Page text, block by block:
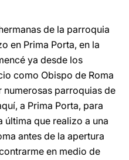
de la parroquia
en Prima Porta, en la
ya desde los
como Obispo de Roma
numerosas parroquias de
a Prima Porta, para
última que realizo a una
antes de la apertura
en medio de